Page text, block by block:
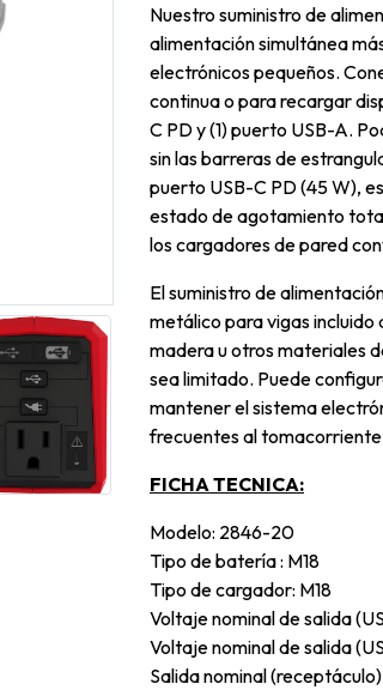
Nuestro suministro de
alimentación simultánea
electrónicos pequeños.
continua o para recargar
C PD y (1) puerto USB-A.
sin las barreras de
puerto USB-C PD (45 W),
estado de agotamiento
los cargadores de pared
El suministro de
metálico para vigas
madera u otros materiales
sea limitado. Puede
mantener el sistema
frecuentes al
FICHA TECNICA:
Modelo: 2846-20
Tipo de batería : M18
Tipo de cargador: M18
Voltaje nominal de salida
Voltaje nominal de salida
Salida nominal (receptáculo)